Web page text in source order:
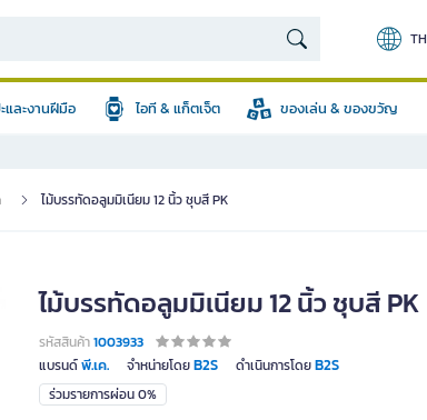
TH
และงานฝีมือ ไอที & แก็ตเจ็ต ของเล่น & ของขวัญ
ไม้บรรทัดอลูมมิเนียม 12 นิ้ว ชุบสี PK
ไม้บรรทัดอลูมมิเนียม 12 นิ้ว ชุบสี PK
รหัสสินค้า1003933
แบรนด์พี.เค. จำหน่ายโดยB2S ดำเนินการโดยB2S
ร่วมรายการผ่อน 0%